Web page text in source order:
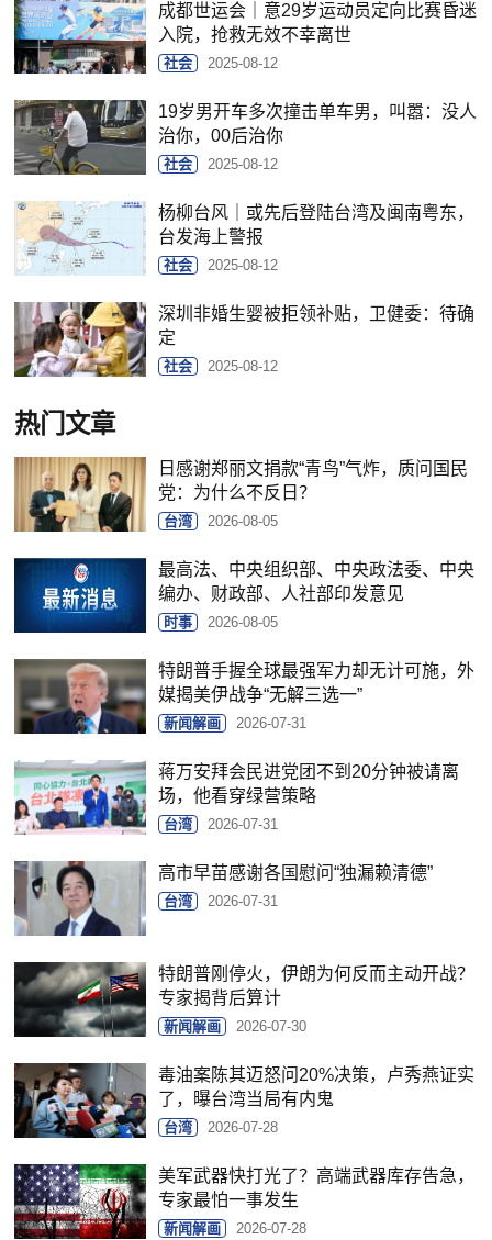
成都世运会｜意29岁运动员定向比赛昏迷
入院，抢救无效不幸离世
社会 2025-08-12
19岁男开车多次撞击单车男，叫嚣：没人
治你，00后治你
社会 2025-08-12
杨柳台风｜或先后登陆台湾及闽南粤东，
台发海上警报
社会 2025-08-12
深圳非婚生婴被拒领补贴，卫健委：待确
定
社会 2025-08-12
热门文章
日感谢郑丽文捐款“青鸟”气炸，质问国民
党：为什么不反日？
台湾 2026-08-05
最高法、中央组织部、中央政法委、中央
编办、财政部、人社部印发意见
时事 2026-08-05
特朗普手握全球最强军力却无计可施，外
媒揭美伊战争“无解三选一”
新闻解画 2026-07-31
蒋万安拜会民进党团不到20分钟被请离
场，他看穿绿营策略
台湾 2026-07-31
高市早苗感谢各国慰问“独漏赖清德”
台湾 2026-07-31
特朗普刚停火，伊朗为何反而主动开战？
专家揭背后算计
新闻解画 2026-07-30
毒油案陈其迈怒问20%决策，卢秀燕证实
了，曝台湾当局有内鬼
台湾 2026-07-28
美军武器快打光了？高端武器库存告急，
专家最怕一事发生
新闻解画 2026-07-28